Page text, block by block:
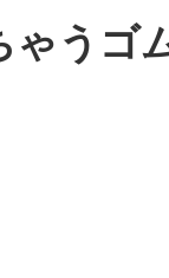
ゃうゴ